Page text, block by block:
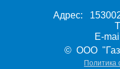
Адрес:
E-
© ООО
Политика